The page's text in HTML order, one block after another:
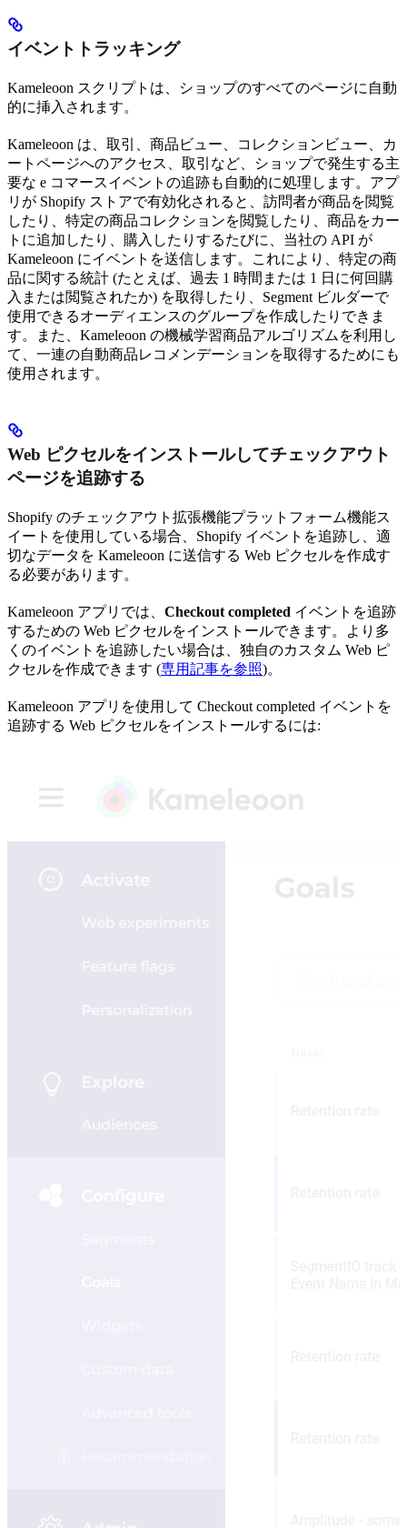
イベントトラッキング
Kameleoon スクリプトは、ショップのすべてのページに自動
的に挿入されます。
Kameleoon は、取引、商品ビュー、コレクションビュー、カ
ートページへのアクセス、取引など、ショップで発生する主
要な e コマースイベントの追跡も自動的に処理します。アプ
リが Shopify ストアで有効化されると、訪問者が商品を閲覧
したり、特定の商品コレクションを閲覧したり、商品をカー
トに追加したり、購入したりするたびに、当社の API が
Kameleoon にイベントを送信します。これにより、特定の商
品に関する統計 (たとえば、過去 1 時間または 1 日に何回購
入または閲覧されたか) を取得したり、Segment ビルダーで
使用できるオーディエンスのグループを作成したりできま
す。また、Kameleoon の機械学習商品アルゴリズムを利用し
て、一連の自動商品レコメンデーションを取得するためにも
使用されます。
Web ピクセルをインストールしてチェックアウト
ページを追跡する
Shopify のチェックアウト拡張機能プラットフォーム機能ス
イートを使用している場合、Shopify イベントを追跡し、適
切なデータを Kameleoon に送信する Web ピクセルを作成す
る必要があります。
Kameleoon アプリでは、 Checkout completed イベントを追跡
するための Web ピクセルをインストールできます。より多
くのイベントを追跡したい場合は、独自のカスタム Web ピ
クセルを作成できます (専用記事を参照)。
Kameleoon アプリを使用して Checkout completed イベントを
追跡する Web ピクセルをインストールするには: